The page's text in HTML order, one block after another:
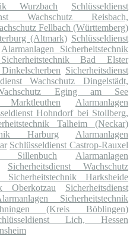
Wurzbach
Schlüsseldienst
Wachschutz Reisbach,
Fellbach (Württemberg)
(Altmark) Schlüsseldienst
Alarmanlagen Sicherheitstechnik
Bad Elster
Sicherheitsdienst
Wachschutz Dingelstädt,
Eging am See
Marktleuthen
Alarmanlagen
Hohndorf bei Stollberg,
Talheim (Neckar)
Harburg
Alarmanlagen
Schlüsseldienst Castrop-Rauxel
Sillenbuch
Alarmanlagen
Sicherheitsdienst Wachschutz
Sicherheitstechnik Harksheide
Oberkotzau
Sicherheitsdienst
Sicherheitstechnik
(Kreis Böblingen)
Lich, Hessen